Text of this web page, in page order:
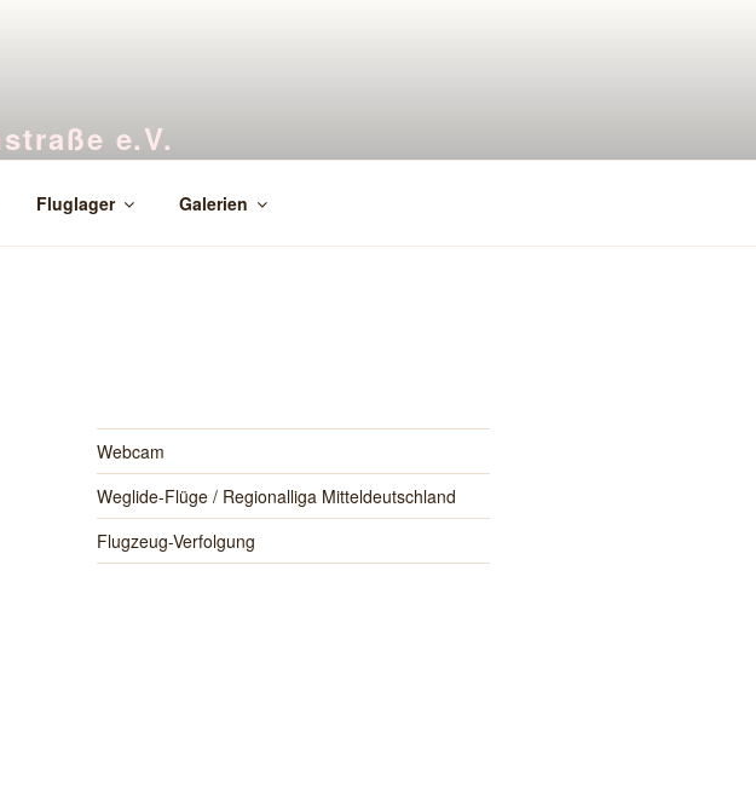
e.V.
Fluglager Galerien
Webcam
Weglide-Flüge / Regionalliga Mitteldeutschland
Flugzeug-Verfolgung